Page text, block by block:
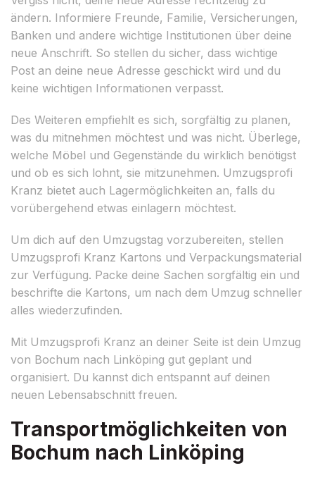
ändern. Informiere Freunde, Familie, Versicherungen,
Banken und andere wichtige Institutionen über deine
neue Anschrift. So stellen du sicher, dass wichtige
Post an deine neue Adresse geschickt wird und du
keine wichtigen Informationen verpasst.
Des Weiteren empfiehlt es sich, sorgfältig zu planen,
was du mitnehmen möchtest und was nicht. Überlege,
welche Möbel und Gegenstände du wirklich benötigst
und ob es sich lohnt, sie mitzunehmen. Umzugsprofi
Kranz bietet auch Lagermöglichkeiten an, falls du
vorübergehend etwas einlagern möchtest.
Um dich auf den Umzugstag vorzubereiten, stellen
Umzugsprofi Kranz Kartons und Verpackungsmaterial
zur Verfügung. Packe deine Sachen sorgfältig ein und
beschrifte die Kartons, um nach dem Umzug schneller
alles wiederzufinden.
Mit Umzugsprofi Kranz an deiner Seite ist dein Umzug
von Bochum nach Linköping gut geplant und
organisiert. Du kannst dich entspannt auf deinen
neuen Lebensabschnitt freuen.
Transportmöglichkeiten von
Bochum nach Linköping